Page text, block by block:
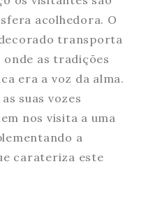
acolhedora. O
transporta
onde as tradições
era a voz da alma.
suas vozes
nos visita a uma
a
carateriza este